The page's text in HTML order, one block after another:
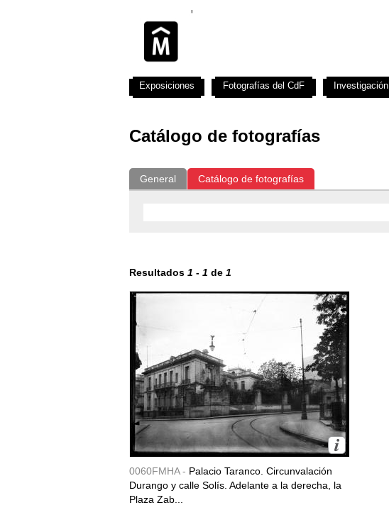
Catálogo de fotografías
General Catálogo de fotografías
Resultados 1 - 1 de 1
0060FMHA - Palacio Taranco. Circunvalación
Durango y calle Solís. Adelante a la derecha, la
Plaza Zab...
Exposiciones Fotografías del CdF Investigación